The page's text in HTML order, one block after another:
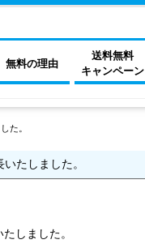
無料の理由
送料無料
キャンペーン
た。
たしました。
しました。